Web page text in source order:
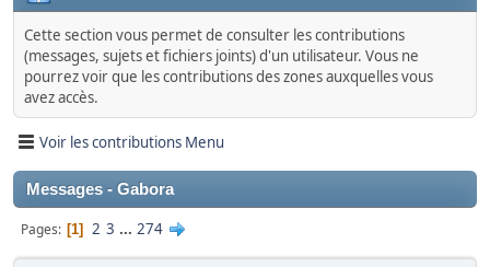
Cette section vous permet de consulter les contributions
(messages, sujets et fichiers joints) d'un utilisateur. Vous ne
pourrez voir que les contributions des zones auxquelles vous
avez accès.
Voir les contributions Menu
Messages - Gabora
Pages 1 2 3 ... 274